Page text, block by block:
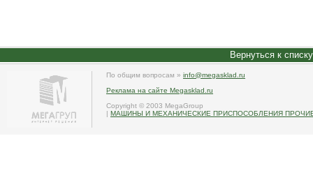
Вернуться к
По общим вопросам » info@megasklad.ru
Реклама на сайте Megasklad.ru
Copyright © 2003 MegaGroup
| МАШИНЫ И МЕХАНИЧЕСКИЕ ПРИСПОСОБЛЕНИЯ ПРОЧИЕ